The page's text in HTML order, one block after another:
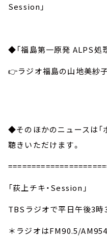
Session」
◆「福島第一原発 ALPS処
👉ラジオ福島の山地美紗
◆そのほかのニュースは「
聴きいただけます。
「荻上チキ・Session」
TBSラジオで平日午後3時
＊ラジオはFM90.5/AM954